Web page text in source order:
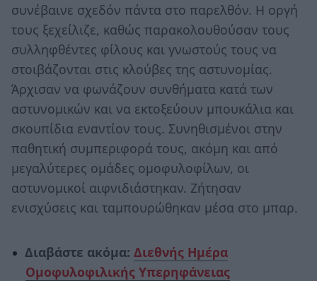
συνέβαινε σχεδόν πάντα στο παρελθόν. Η οργή
τους ξεχείλιζε, καθώς παρακολουθούσαν τους
συλληφθέντες φίλους και γνωστούς τους να
στοιβάζονται στις κλούβες της αστυνομίας.
Άρχισαν να φωνάζουν συνθήματα κατά των
αστυνομικών και να εκτοξεύουν μπουκάλια και
σκουπίδια εναντίον τους. Συνηθισμένοι στην
παθητική συμπεριφορά τους, ακόμη και από
μεγαλύτερες ομάδες ομοφυλοφίλων, οι
αστυνομικοί αιφνιδιάστηκαν. Ζήτησαν
ενισχύσεις και ταμπουρώθηκαν μέσα στο μπαρ.
Διαβάστε ακόμα: Διεθνής Ημέρα
Ομοφυλοφιλικής Υπερηφάνειας